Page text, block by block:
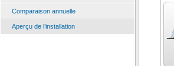
Comparaison annuelle
Aperçu de l’installation